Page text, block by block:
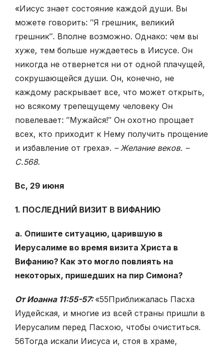
«Иисус знает состояние каждой души. Вы
можете говорить: ″Я грешник, великий
грешник″. Вполне возможно. Однако: чем вы
хуже, тем больше нуждаетесь в Иисусе. Он
никогда не отвернется ни от одной плачущей,
сокрушающейся души. Он, конечно, не
каждому раскрывает все, что может открыть,
но всякому трепещущему человеку Он
повелевает: ″Мужайся!″ Он охотно прощает
всех, кто приходит к Нему получить прощение
и избавление от греха». – Желание веков. –
С.568.
Вс, 29 июня
1. ПОСЛЕДНИЙ ВИЗИТ В ВИФАНИЮ
а. Опишите ситуацию, царившую в
Иерусалиме во время визита Христа в
Вифанию? Как это могло повлиять на
некоторых, пришедших на пир Симона?
От Иоанна 11:55-57:«55Приближалась Пасха
Иудейская, и многие из всей страны пришли в
Иерусалим перед Пасхою, чтобы очиститься.
56Тогда искали Иисуса и, стоя в храме,